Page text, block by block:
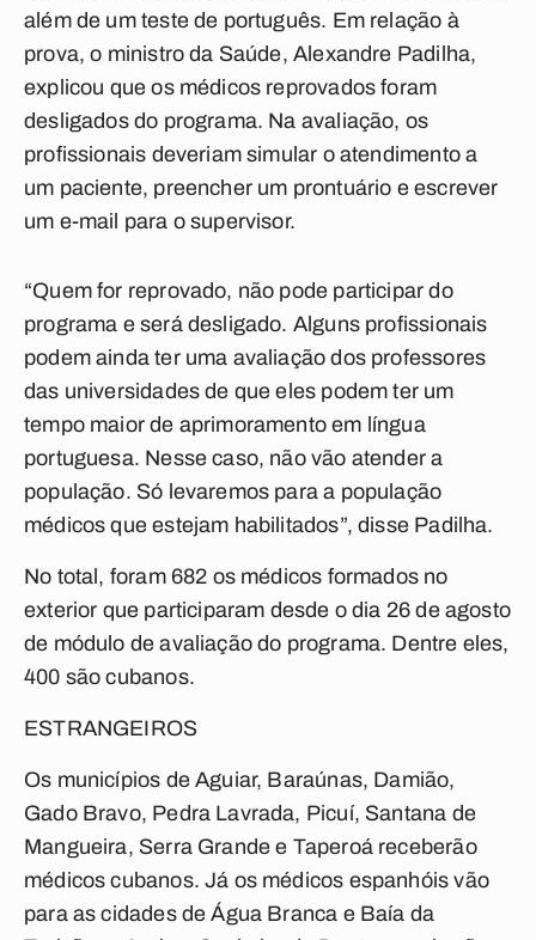
além de um teste de português. Em relação à
prova, o ministro da Saúde, Alexandre Padilha,
explicou que os médicos reprovados foram
desligados do programa. Na avaliação, os
profissionais deveriam simular o atendimento a
um paciente, preencher um prontuário e escrever
um e-mail para o supervisor.
“Quem for reprovado, não pode participar do
programa e será desligado. Alguns profissionais
podem ainda ter uma avaliação dos professores
das universidades de que eles podem ter um
tempo maior de aprimoramento em língua
portuguesa. Nesse caso, não vão atender a
população. Só levaremos para a população
médicos que estejam habilitados”, disse Padilha.
No total, foram 682 os médicos formados no
exterior que participaram desde o dia 26 de agosto
de módulo de avaliação do programa. Dentre eles,
400 são cubanos.
ESTRANGEIROS
Os municípios de Aguiar, Baraúnas, Damião,
Gado Bravo, Pedra Lavrada, Picuí, Santana de
Mangueira, Serra Grande e Taperoá receberão
médicos cubanos. Já os médicos espanhóis vão
para as cidades de Água Branca e Baía da